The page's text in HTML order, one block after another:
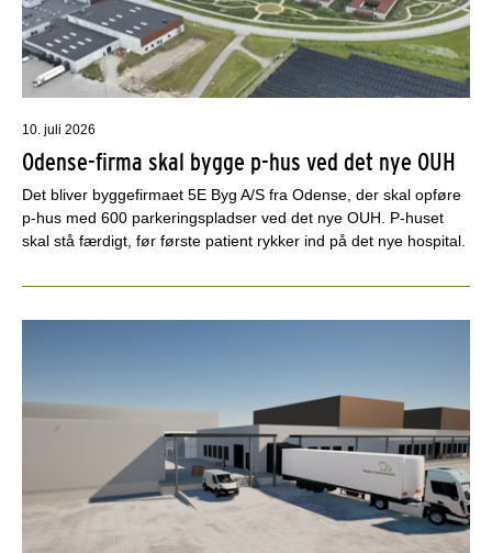
10. juli 2026
Odense-firma skal bygge p-hus ved det nye OUH
Det bliver byggefirmaet 5E Byg A/S fra Odense, der skal opføre
p-hus med 600 parkeringspladser ved det nye OUH. P-huset
skal stå færdigt, før første patient rykker ind på det nye hospital.